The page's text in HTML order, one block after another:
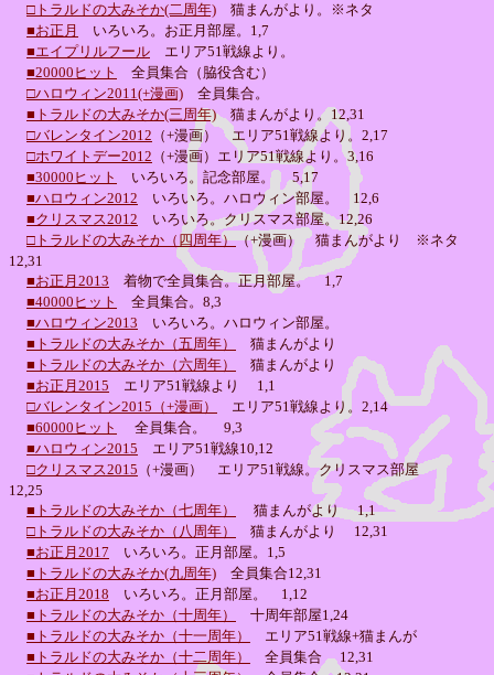
□トラルドの大みそか(二周年) 猫まんがより。※ネタ
■お正月
いろいろ。お正月部屋。1,7
■エイプリルフール エリア51戦線より。
■20000ヒット
全員集合（脇役含む）
□ハロウィン2011(+漫画) 全員集合。
■トラルドの大みそか(三周年)猫まんがより。12,31
□バレンタイン2012 （+漫画） エリア51戦線より。2,17
□ホワイトデー2012 （+漫画）エリア51戦線より。3,16
■30000ヒット
いろいろ。記念部屋。
5,17
■ハロウィン2012 いろいろ。ハロウィン部屋。 12,6
■クリスマス2012 いろいろ。クリスマス部屋。12,26
□トラルドの大みそか（四周年）（+漫画） 猫まんがより ※ネタ
12,31
■お正月2013 着物で全員集合。正月部屋。 1,7
■40000ヒット
全員集合。8,3
■ハロウィン2013 いろいろ。ハロウィン部屋。
■トラルドの大みそか（五周年）
猫まんがより
■トラルドの大みそか（六周年）
猫まんがより
■お正月2015 エリア51戦線より
1,1
□バレンタイン2015（+漫画）
エリア51戦線より。2,14
■60000ヒット
全員集合。
9,3
■ハロウィン2015 エリア51戦線10,12
□クリスマス2015 （+漫画） エリア51戦線。クリスマス部屋
12,25
■トラルドの大みそか（七周年）
猫まんがより
1,1
□トラルドの大みそか（八周年）
猫まんがより 12,31
■お正月2017 いろいろ。正月部屋。1,5
■トラルドの大みそか(九周年) 全員集合12,31
■お正月2018 いろいろ。正月部屋。 1,12
■トラルドの大みそか（十周年）
十周年部屋1,24
■トラルドの大みそか（十一周年）
エリア51戦線+猫まんが
■トラルドの大みそか（十二周年）
全員集合
12,31